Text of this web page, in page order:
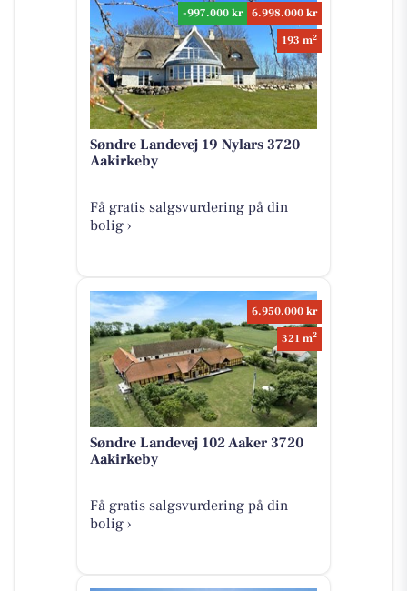
-997.000 kr
6.998.000 kr
193 m2
Søndre Landevej 19 Nylars 3720
Aakirkeby
Få gratis salgsvurdering på din
bolig ›
6.950.000 kr
321 m2
Søndre Landevej 102 Aaker 3720
Aakirkeby
Få gratis salgsvurdering på din
bolig ›